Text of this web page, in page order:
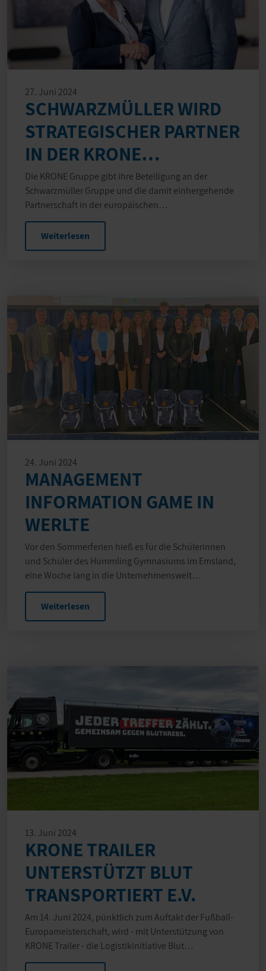
27. Juni 2024
SCHWARZMÜLLER WIRD
STRATEGISCHER PARTNER
IN DER KRONE
NUTZFAHRZEUG GRUPPE
Die KRONE Gruppe gibt ihre Beteiligung an der
Schwarzmüller Gruppe und die damit einhergehende
Partnerschaft in der europäischen
Nutzfahrzeugindustrie…
Weiterlesen
24. Juni 2024
MANAGEMENT
INFORMATION GAME IN
WERLTE
Vor den Sommerferien hieß es für die Schülerinnen
und Schüler des Hümmling Gymnasiums im Emsland,
eine Woche lang in die Unternehmenswelt…
Weiterlesen
13. Juni 2024
KRONE TRAILER
UNTERSTÜTZT BLUT
TRANSPORTIERT E.V.
Am 14. Juni 2024, pünktlich zum Auftakt der Fußball-
Europameisterschaft, wird - mit Unterstützung von
KRONE Trailer - die Logistikinitiative Blut…